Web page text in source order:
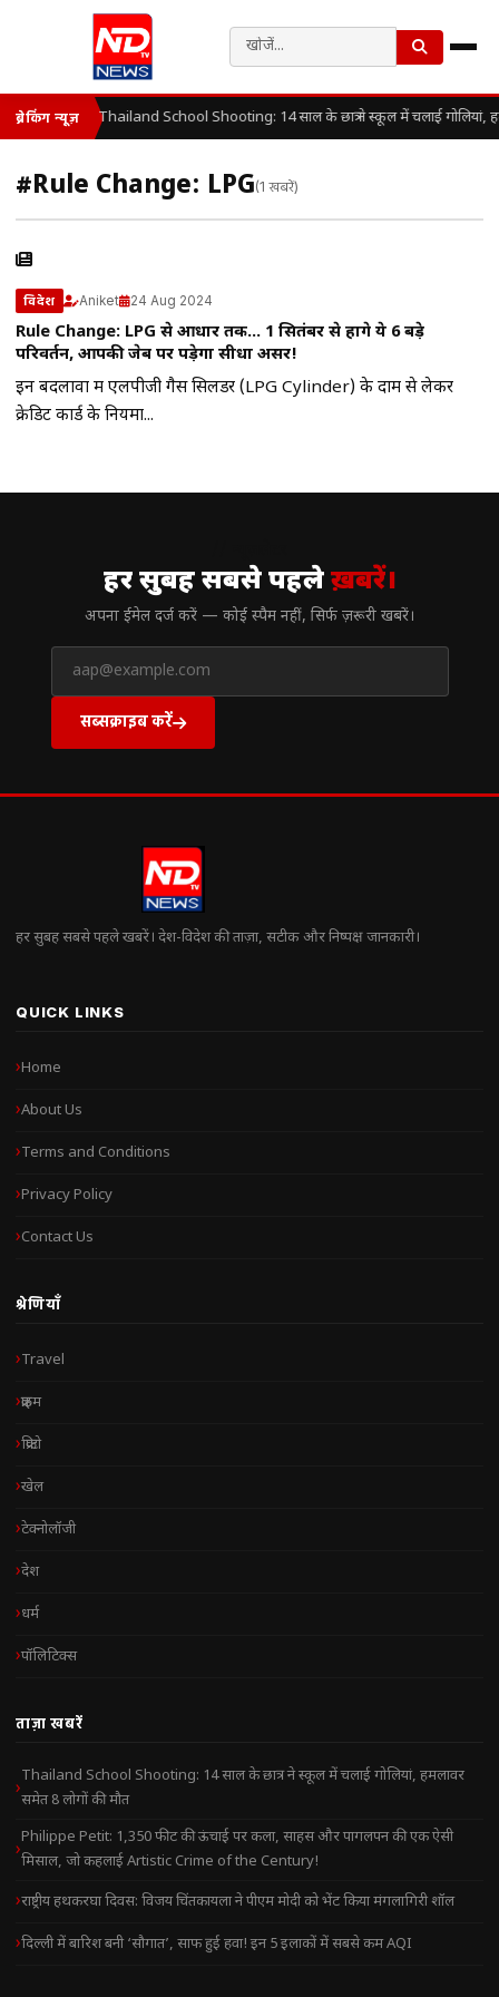
ब्रेकिंग न्यूज़ Thailand School Shooting: 14 साल के छात्र ने स्कूल में चलाई गोलियां,
#Rule Change: LPG(1 खबरें)
विदेश Aniket 24 Aug 2024
Rule Change: LPG से आधार तक… 1 सितंबर से होंगे ये 6 बड़े
परिवर्तन, आपकी जेब पर पड़ेगा सीधा असर!
इन बदलावों में एलपीजी गैस सिलेंडर (LPG Cylinder) के दाम से लेकर
क्रेडिट कार्ड के नियमों...
हर सुबह सबसे पहलेख़बरें।
अपना ईमेल दर्ज करें — कोई स्पैम नहीं, सिर्फ ज़रूरी खबरें।
सब्सक्राइब करें
हर सुबह सबसे पहले खबरें। देश-विदेश की ताज़ा, सटीक और निष्पक्ष जानकारी।
QUICK LINKS
Home
About Us
Terms and Conditions
Privacy Policy
Contact Us
श्रेणियाँ
Travel
क्राइम
क्रिप्टो
खेल
टेक्नोलॉजी
देश
धर्म
पॉलिटिक्स
ताज़ा खबरें
Thailand School Shooting: 14 साल के छात्र ने स्कूल में चलाई गोलियां, हमलावर
समेत 8 लोगों की मौत
Philippe Petit: 1,350 फीट की ऊंचाई पर कला, साहस और पागलपन की एक ऐसी
मिसाल, जो कहलाई Artistic Crime of the Century!
राष्ट्रीय हथकरघा दिवस: विजय चिंतकायला ने पीएम मोदी को भेंट किया मंगलागिरी शॉल
दिल्ली में बारिश बनी ‘सौगात’, साफ हुई हवा! इन 5 इलाकों में सबसे कम AQI